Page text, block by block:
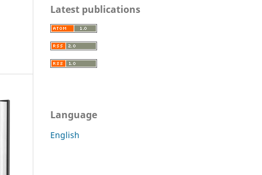
Latest publications
Language
English